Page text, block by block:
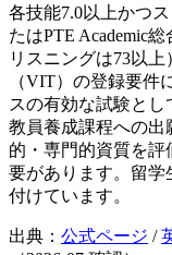
各技能7.0以上かつ
たはPTE Academic
リスニングは73以
（VIT）の登録要件
スの有効な試験と
教員養成課程への出
的・専門的資質を
要があります。留学
付けています。
出典： 公式ページ /